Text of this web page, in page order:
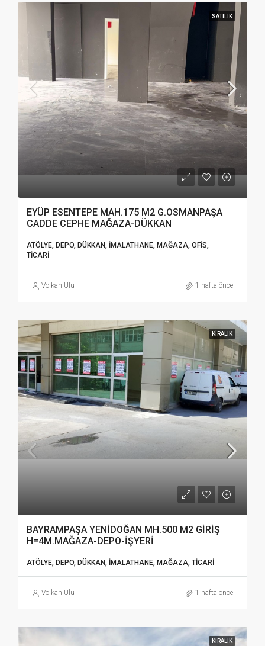
SATILIK
EYÜP ESENTEPE MAH.175 M2 G.OSMANPAŞA
CADDE CEPHE MAĞAZA-DÜKKAN
ATÖLYE, DEPO, DÜKKAN, İMALATHANE, MAĞAZA, OFIS,
TICARI
Volkan Ulu 1 hafta önce
KIRALIK
BAYRAMPAŞA YENİDOĞAN MH.500 M2 GİRİŞ
H=4M.MAĞAZA-DEPO-İŞYERİ
ATÖLYE, DEPO, DÜKKAN, İMALATHANE, MAĞAZA, TICARI
Volkan Ulu 1 hafta önce
KIRALIK